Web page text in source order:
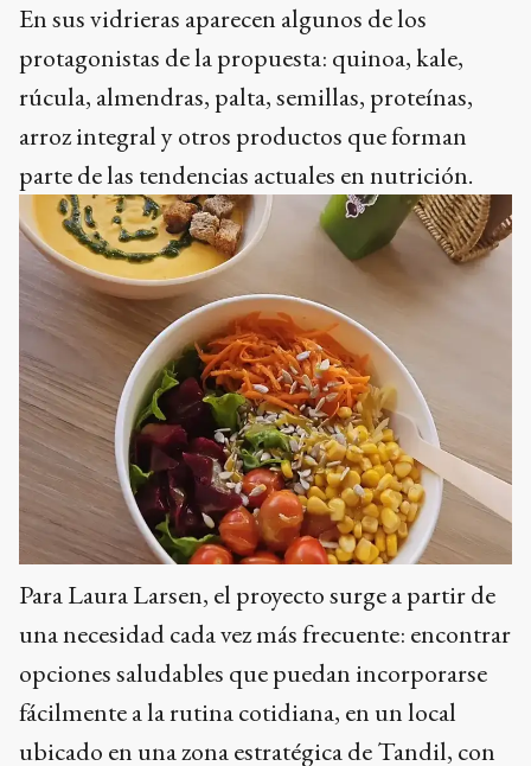
En sus vidrieras aparecen algunos de los
protagonistas de la propuesta: quinoa, kale,
rúcula, almendras, palta, semillas, proteínas,
arroz integral y otros productos que forman
parte de las tendencias actuales en nutrición.
Para Laura Larsen, el proyecto surge a partir de
una necesidad cada vez más frecuente: encontrar
opciones saludables que puedan incorporarse
fácilmente a la rutina cotidiana, en un local
ubicado en una zona estratégica de Tandil, con